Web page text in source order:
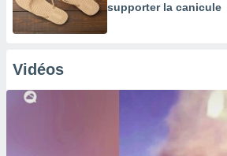
supporter la canicule
Vidéos